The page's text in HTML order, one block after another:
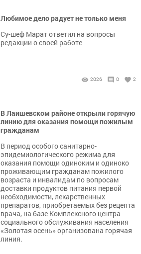
Любимое дело радует не только меня
Су-шеф Марат ответил на вопросы
редакции о своей работе
2026 0 2
В Лаишевском районе открыли горячую
линию для оказания помощи пожилым
гражданам
В период особого санитарно-
эпидемиологического режима для
оказания помощи одиноким и одиноко
проживающим гражданам пожилого
возраста и инвалидам по вопросам
доставки продуктов питания первой
необходимости, лекарственных
препаратов, приобретаемых без рецепта
врача, на базе Комплексного центра
социального обслуживания населения
«Золотая осень» организована горячая
линия.